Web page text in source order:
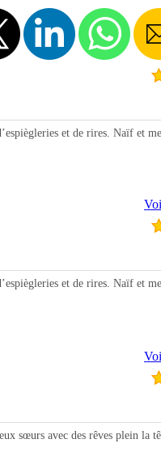
et de rires. Naïf et
et de rires. Naïf et
sœurs avec des rêves plein la